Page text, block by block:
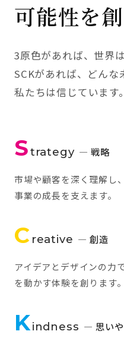
可能性を
3原色があれば、世界
SCKがあれば、どん
私たちは信じています。
Strategy — 戦略
市場や顧客を深く理解し
事業の成長を支えます。
C reative — 創造
アイデアとデザインの力
を動かす体験を創ります。
Kindness — 思いや